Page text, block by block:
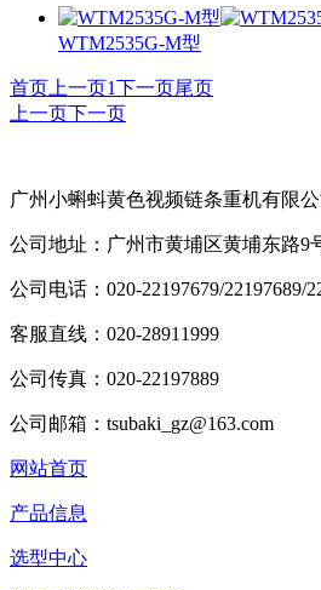
WTM2535G-M型
首页 上一页1下一页尾页
上一页下一页
广州小蝌蚪黄色视频链条重机有限公
公司地址：广州市黄埔区黄埔东路9
公司电话：020-22197679/22197689/
客服直线：020-28911999
公司传真：020-22197889
公司邮箱：tsubaki_gz@163.com
网站首页
产品信息
选型中心